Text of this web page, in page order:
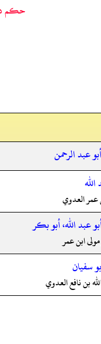
حکم
عبد الرحمن
عمر العدوي
عبد الله، أبو بكر
ابن عمر
سفيان
بن نافع العدوي